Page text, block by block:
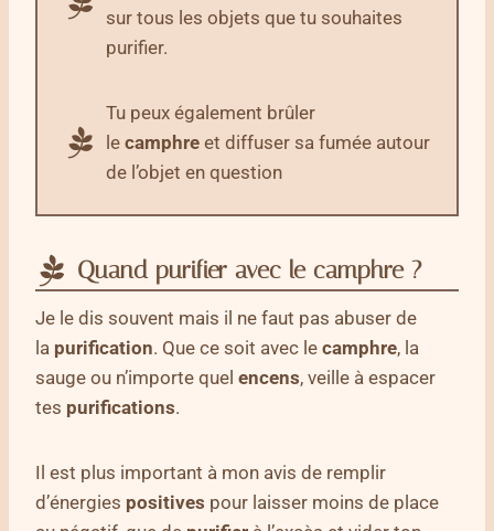
sur tous les objets que tu souhaites
purifier.
Tu peux également brûler
le camphre et diffuser sa fumée autour
de l’objet en question
Quand purifier avec le camphre ?
Je le dis souvent mais il ne faut pas abuser de
la purification. Que ce soit avec le camphre, la
sauge ou n’importe quel encens, veille à espacer
tes purifications.
Il est plus important à mon avis de remplir
d’énergies positives pour laisser moins de place